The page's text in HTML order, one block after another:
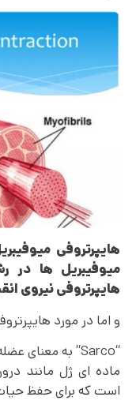
هایپرتروفی
میوفیبریل ها در
هایپرتروفی نیروی
و اما در مورد
ماده ای ژل مانند
است که برای حفظ